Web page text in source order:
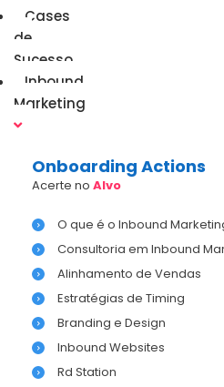
Cases
de
Sucesso
Inbound
Marketing
Onboarding Actions
Acerte noAlvo
O que é o Inbound
Consultoria em Inbound
Alinhamento de Vendas
Estratégias de Timing
Branding e Design
Inbound Websites
Rd Station